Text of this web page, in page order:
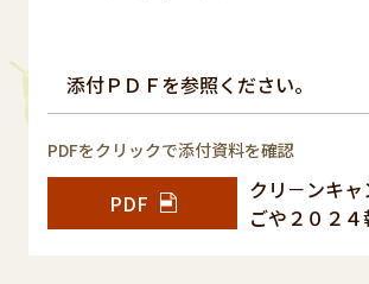
添付ＰＤＦを参照ください。
PDFをクリックで添付資料を確認
PDF
クリ－ンキ
ごや２０２４